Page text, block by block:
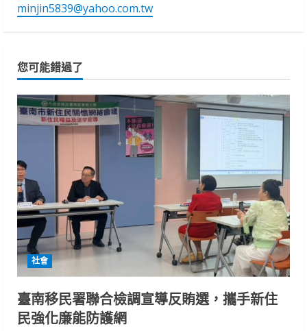
minjin5839@yahoo.com.tw
您可能錯過了
社會
臺南移民署聯合檢調宣導反賄選，攜手新住
民強化廉能防護網